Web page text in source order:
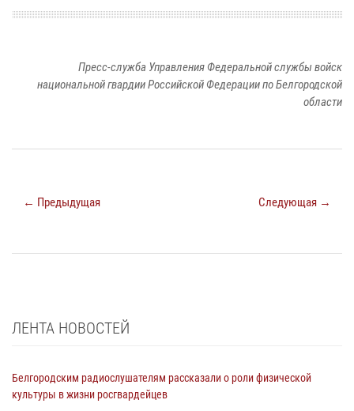
Пресс-служба Управления Федеральной службы войск
национальной гвардии Российской Федерации по Белгородской
области
← Предыдущая Следующая →
ЛЕНТА НОВОСТЕЙ
Белгородским радиослушателям рассказали о роли физической
культуры в жизни росгвардейцев